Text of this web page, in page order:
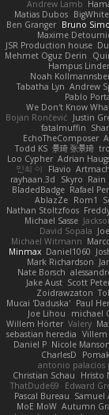
Andrew Lamb
Matias Dubos
Ben Granger Bruno
Maxime
JSR Production house
Mehmet Oguz Derin
Hampus
Noah
Tabatha Lyn Andrew
Pablo
We Don't Know
Bojan Rončević Justin
fatalmuffin
EchoTheComposer
Todd KS 景琦 张景琦
Loo Cypher Adrian
민희 이
Flavio
rayhaan.3d
Skyro Rain
BladedBadge Rafael
AblazZe Rom1
Nathan Stoltzfoos
Michael Sasse
David Sopala
Michael Witmann
Minmax Daniel1060
Mark Richardson
Nate Borsch
Jake Aust Scott
Zoidrawzaton
Mucai 'Daduska' Paul
Joe Lihou
michael
Willem Hörter Valery
sebastian heredia Villem
Daniel P Nicole Manson
CharlesD
antonio palacios
Christian Schau
Hristo
ThatDude69
Edward
Pascal Bureau Samuel
MoE MoW Autumn